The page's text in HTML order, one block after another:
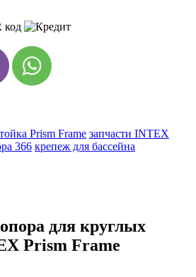
Prism Frame запчасти INTEX
366 крепеж для бассейна
для круглых
Prism Frame